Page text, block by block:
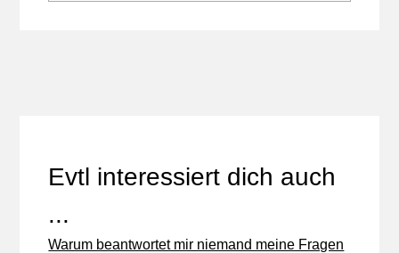
Evtl interessiert dich auch
...
Warum beantwortet mir niemand meine Fragen